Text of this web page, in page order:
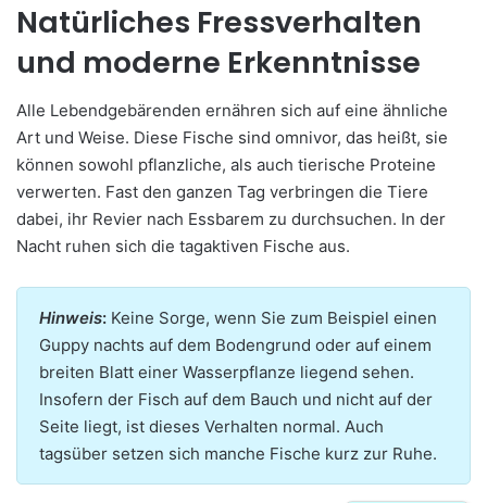
Natürliches Fressverhalten
und moderne Erkenntnisse
Alle Lebendgebärenden ernähren sich auf eine ähnliche
Art und Weise. Diese Fische sind omnivor, das heißt, sie
können sowohl pflanzliche, als auch tierische Proteine
verwerten. Fast den ganzen Tag verbringen die Tiere
dabei, ihr Revier nach Essbarem zu durchsuchen. In der
Nacht ruhen sich die tagaktiven Fische aus.
Hinweis: Keine Sorge, wenn Sie zum Beispiel einen
Guppy nachts auf dem Bodengrund oder auf einem
breiten Blatt einer Wasserpflanze liegend sehen.
Insofern der Fisch auf dem Bauch und nicht auf der
Seite liegt, ist dieses Verhalten normal. Auch
tagsüber setzen sich manche Fische kurz zur Ruhe.